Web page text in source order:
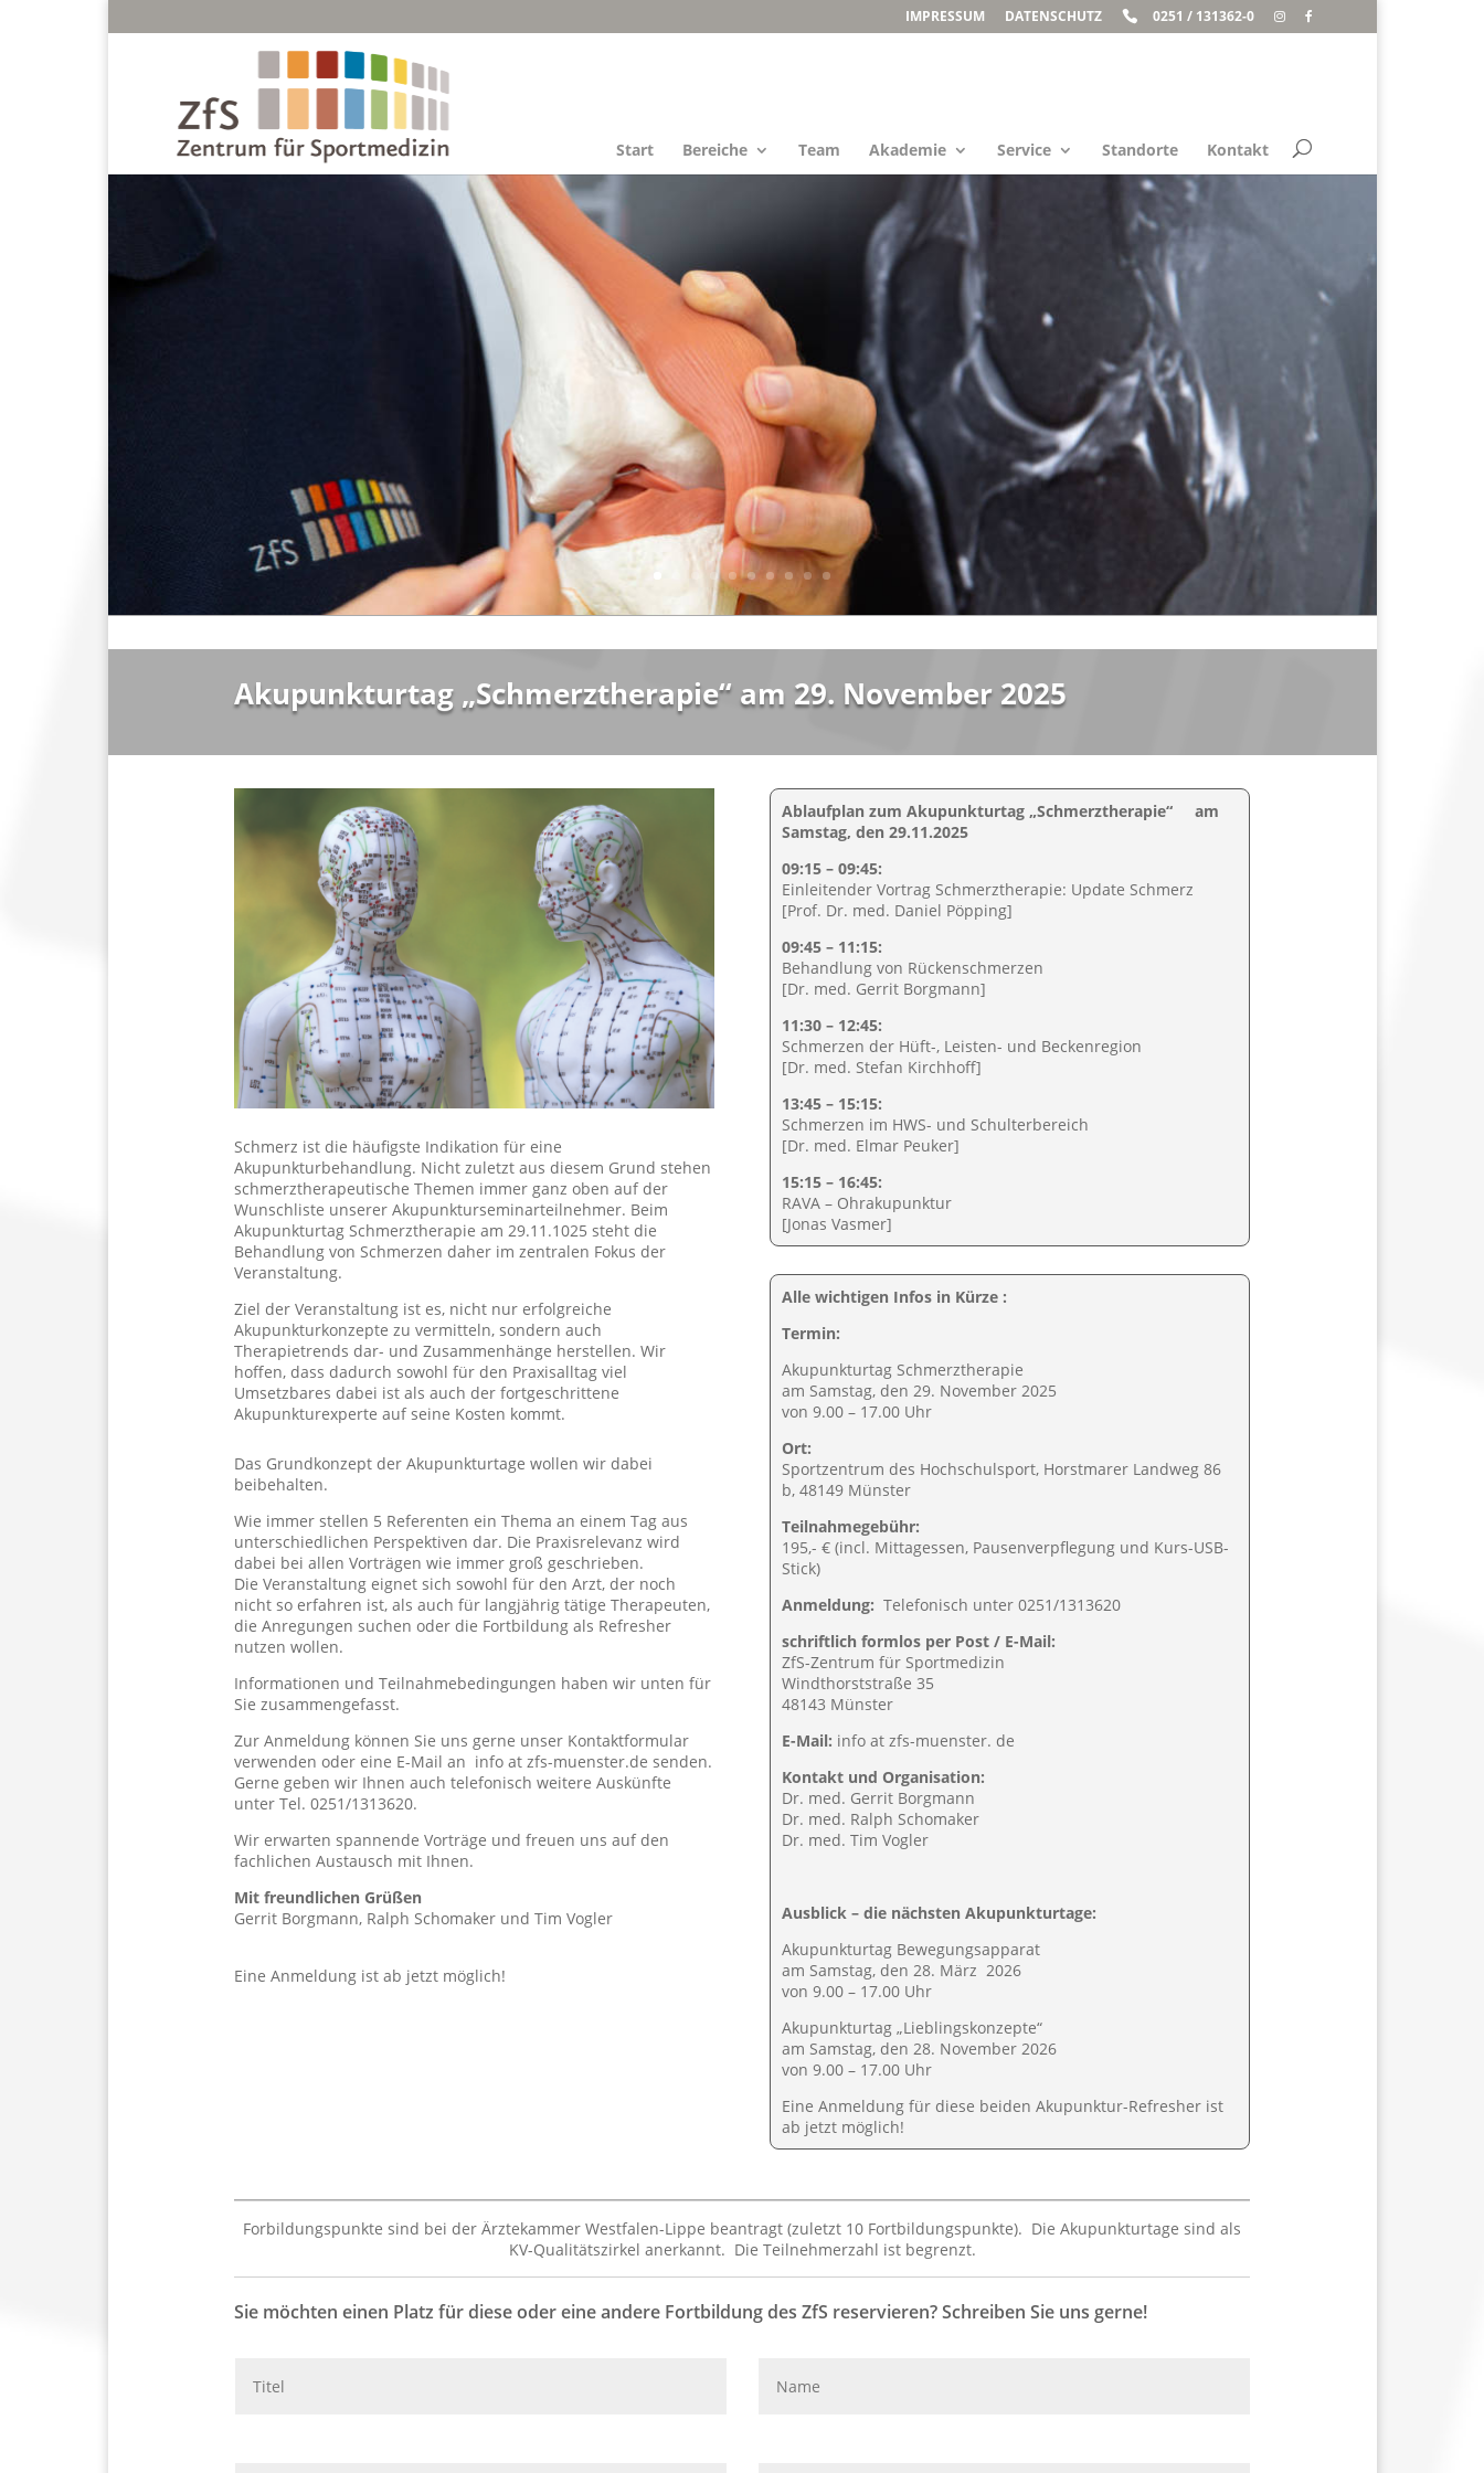
IMPRESSUM DATENSCHUTZ 0251 / 131362-0
Start Bereiche Team Akademie Service Standorte Kontakt
Akupunkturtag „Schmerztherapie“ am 29. November 2025
Schmerz ist die häufigste Indikation für eine
Akupunkturbehandlung. Nicht zuletzt aus diesem Grund stehen
schmerztherapeutische Themen immer ganz oben auf der
Wunschliste unserer Akupunkturseminarteilnehmer. Beim
Akupunkturtag Schmerztherapie am 29.11.1025 steht die
Behandlung von Schmerzen daher im zentralen Fokus der
Veranstaltung.
Ziel der Veranstaltung ist es, nicht nur erfolgreiche
Akupunkturkonzepte zu vermitteln, sondern auch
Therapietrends dar- und Zusammenhänge herstellen. Wir
hoffen, dass dadurch sowohl für den Praxisalltag viel
Umsetzbares dabei ist als auch der fortgeschrittene
Akupunkturexperte auf seine Kosten kommt.
Das Grundkonzept der Akupunkturtage wollen wir dabei
beibehalten.
Wie immer stellen 5 Referenten ein Thema an einem Tag aus
unterschiedlichen Perspektiven dar. Die Praxisrelevanz wird
dabei bei allen Vorträgen wie immer groß geschrieben.
Die Veranstaltung eignet sich sowohl für den Arzt, der noch
nicht so erfahren ist, als auch für langjährig tätige Therapeuten,
die Anregungen suchen oder die Fortbildung als Refresher
nutzen wollen.
Informationen und Teilnahmebedingungen haben wir unten für
Sie zusammengefasst.
Zur Anmeldung können Sie uns gerne unser Kontaktformular
verwenden oder eine E-Mail an info at zfs-muenster.de senden.
Gerne geben wir Ihnen auch telefonisch weitere Auskünfte
unter Tel. 0251/1313620.
Wir erwarten spannende Vorträge und freuen uns auf den
fachlichen Austausch mit Ihnen.
Mit freundlichen Grüßen
Gerrit Borgmann, Ralph Schomaker und Tim Vogler
Eine Anmeldung ist ab jetzt möglich!
Ablaufplan zum Akupunkturtag „Schmerztherapie“ am
Samstag, den 29.11.2025
09:15 – 09:45:
Einleitender Vortrag Schmerztherapie: Update Schmerz
[Prof. Dr. med. Daniel Pöpping]
09:45 – 11:15:
Behandlung von Rückenschmerzen
[Dr. med. Gerrit Borgmann]
11:30 – 12:45:
Schmerzen der Hüft-, Leisten- und Beckenregion
[Dr. med. Stefan Kirchhoff]
13:45 – 15:15:
Schmerzen im HWS- und Schulterbereich
[Dr. med. Elmar Peuker]
15:15 – 16:45:
RAVA – Ohrakupunktur
[Jonas Vasmer]
Alle wichtigen Infos in Kürze :
Termin:
AkupunkturtagSchmerztherapie
am Samstag, den 29. November 2025
von 9.00 – 17.00 Uhr
Ort:
Sportzentrum des Hochschulsport, Horstmarer Landweg 86
b, 48149 Münster
Teilnahmegebühr:
195,- € (incl. Mittagessen, Pausenverpflegung und Kurs-USB-
Stick)
Anmeldung: Telefonisch unter 0251/1313620
schriftlich formlos per Post / E-Mail:
ZfS-Zentrum für Sportmedizin
Windthorststraße 35
48143 Münster
E-Mail: info at zfs-muenster. de
Kontakt und Organisation:
Dr. med. Gerrit Borgmann
Dr. med. Ralph Schomaker
Dr. med. Tim Vogler
Ausblick – die nächsten Akupunkturtage:
Akupunkturtag Bewegungsapparat
am Samstag, den 28. März 2026
von 9.00 – 17.00 Uhr
Akupunkturtag „Lieblingskonzepte“
am Samstag, den 28. November 2026
von 9.00 – 17.00 Uhr
Eine Anmeldung für diese beiden Akupunktur-Refresher ist
ab jetzt möglich!
Forbildungspunkte sind bei der Ärztekammer Westfalen-Lippe beantragt (zuletzt 10 Fortbildungspunkte). Die Akupunkturtage sind als
KV-Qualitätszirkel anerkannt. Die Teilnehmerzahl ist begrenzt.
Sie möchten einen Platz für diese oder eine andere Fortbildung des ZfS reservieren? Schreiben Sie uns gerne!